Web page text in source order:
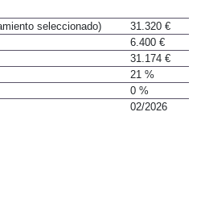
seleccionado)
31.320 €
6.400 €
31.174 €
21 %
0 %